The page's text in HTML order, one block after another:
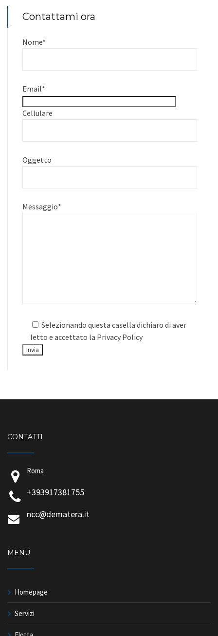
Contattami ora
Nome*
Email*
Cellulare
Oggetto
Messaggio*
Selezionando questa casella dichiaro di aver
letto e accettato la Privacy Policy
CONTATTI
Roma
+393917381755
ncc@dematera.it
MENU
Homepage
Servizi